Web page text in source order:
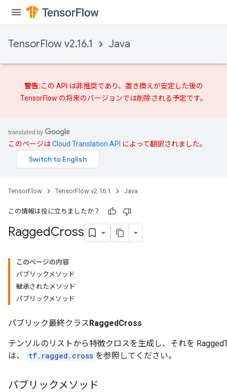
TensorFlow v2.16.1 Java
警告:この API は非推奨であり、 置き換えが安定した後の
TensorFlow の将来のバージョンでは削除される予定です。
このページはCloud Translation API によって翻訳されました。
TensorFlow TensorFlow v2.16.1 Java
この情報は役に立ちましたか？
RaggedCross
このページの内容
パブリックメソッド
継承されたメソッド
パブリックメソッド
パブリック最終クラスRaggedCross
テンソルのリストから特徴クロスを生成し、それを
は、
tf.ragged.cross を参照してください。
パブリックメソッド